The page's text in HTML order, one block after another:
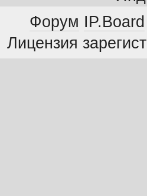
Форум IP.Board
Лицензия